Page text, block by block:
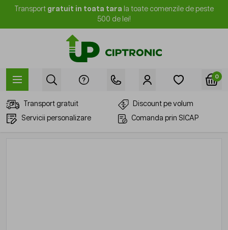
Mergi la Conținut
Transport gratuit in toata tara la toate comenzile de peste
500 de lei!
0
Transport gratuit
Discount pe volum
Servicii personalizare
Comanda prin SICAP